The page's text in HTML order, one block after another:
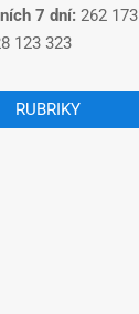
7 dní: 262 173
123 323
RUBRIKY